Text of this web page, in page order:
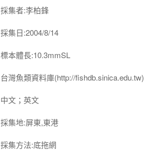
採集者:李柏鋒
採集日:2004/8/14
標本體長:10.3mmSL
台灣魚類資料庫(http://fishdb.sinica.edu.tw)
中文；英文
採集地:屏東,東港
採集方法:底拖網